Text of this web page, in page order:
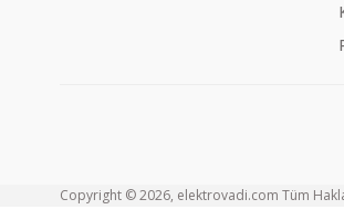
Copyright © 2026, elektrovadi.com Tüm